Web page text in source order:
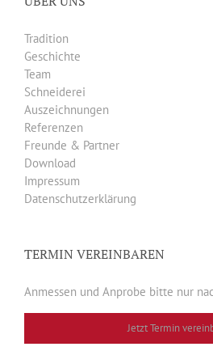
Tradition
Geschichte
Team
Schneiderei
Auszeichnungen
Referenzen
Freunde & Partner
Download
Impressum
Datenschutzerklärung
TERMIN VEREINBAREN
Anmessen und Anprobe bitte nur
Jetzt Termin